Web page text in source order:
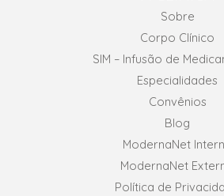
Sobre
Corpo Clínico
SIM – Infusão de
Especialidades
Convênios
Blog
ModernaNet
ModernaNet
Política de